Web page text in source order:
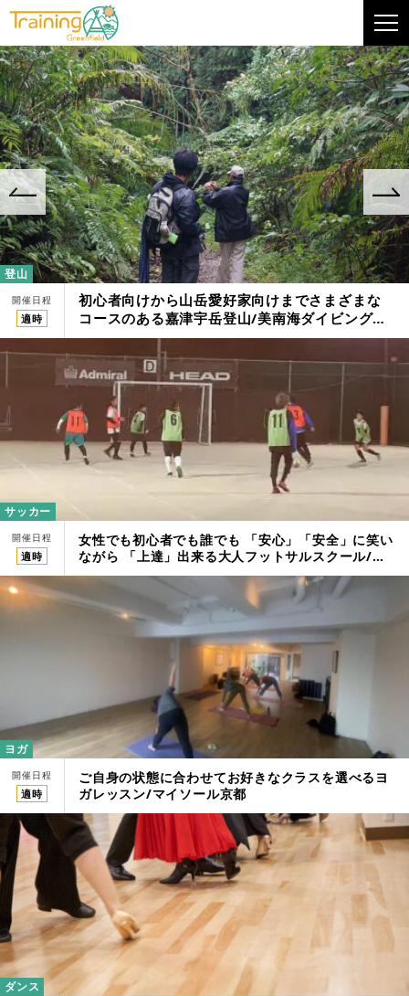
登山
開催日程
適時
初心者向けから山岳愛好家向けまでさまざまな
コースのある嘉津宇岳登山/美南海ダイビングク
ラブ
サッカー
開催日程
適時
女性でも初心者でも誰でも 「安心」「安全」に笑い
ながら 「上達」出来る大人フットサルスクール/ス
ポーツフィールドPACIFIC筑紫野
ヨガ
開催日程
適時
ご自身の状態に合わせてお好きなクラスを選べるヨ
ガレッスン/マイソール京都
ダンス